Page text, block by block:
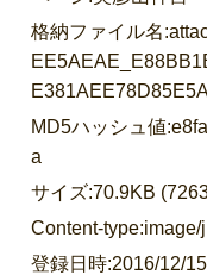
格納ファイル名
MD5ハッシュ値
a
サイズ:70.9KB
Content-type:image/
登録日時:2016/12/